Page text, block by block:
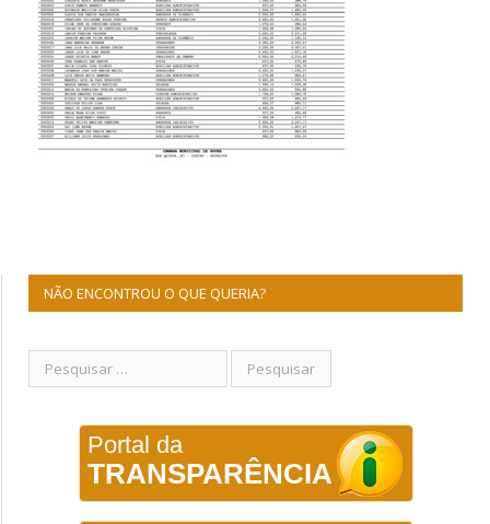
NÃO ENCONTROU O QUE QUERIA?
Portal da
TRANSPARÊNCIA